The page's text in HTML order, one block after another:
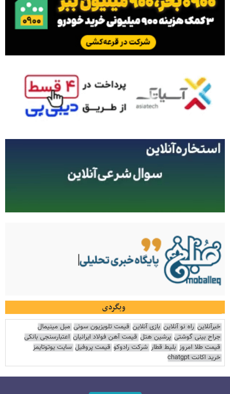
وبگردی
خبرآنلاین راه نو آنلاین بازی آنلاین قیمت تلویزیون سونی مبل مینیمال
جراح بینی گوشتی پرشین هتل قیمت آهن فولاد ایرانیان اعتبارسنجی بانکی
قیمت طلا امروز بلیط قطار شرکت رادوکو قیمت پروفیل سایت یوتوتایمز
خرید اکانت chatgpt